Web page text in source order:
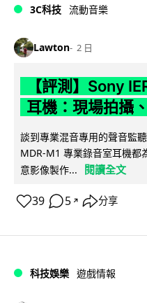
3C科技 流動音樂
Lawton 2 日
【評測】Sony
耳機：現場拍攝
談到專業混音專用的聲音監
MDR-M1 專業錄音室耳機都
意影像製作...
閱讀全文
39 5 ↗ 分享
科技娛樂 遊戲情報